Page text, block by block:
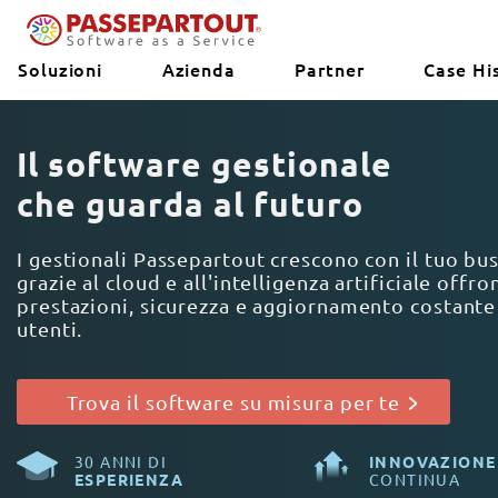
Soluzioni Azienda Partner Case
Il software gestionale
che guarda al futuro
I gestionali Passepartout crescono con il tuo
grazie al cloud e all'intelligenza artificiale
prestazioni, sicurezza e aggiornamento
utenti.
Trova il software su misura per te
30 ANNI DI
ESPERIENZA
INNOVAZIONE
CONTINUA